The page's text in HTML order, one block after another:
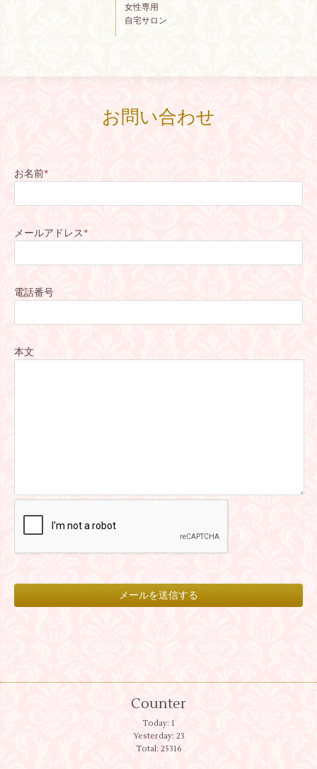
女性専用
自宅サロン
お問い合わせ
お名前*
メールアドレス*
電話番号
本文
Counter
Today: 1
Yesterday: 23
Total: 25316